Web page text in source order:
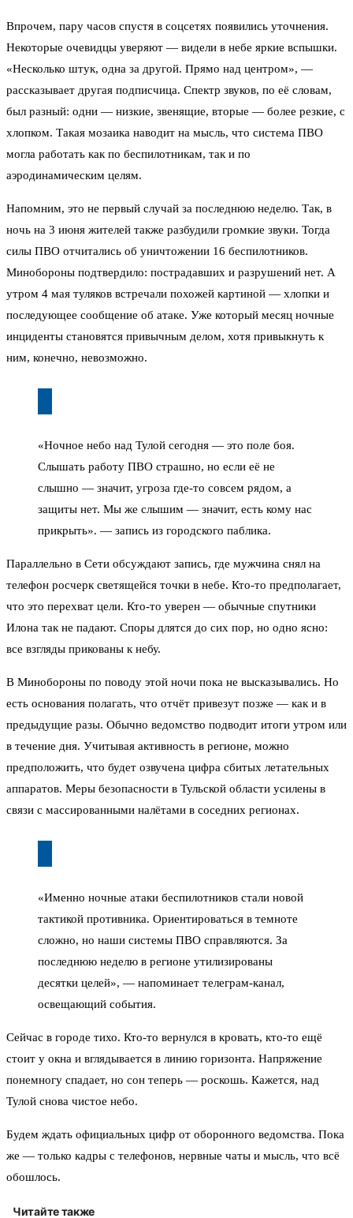
Впрочем, пару часов спустя в соцсетях появились уточнения.
Некоторые очевидцы уверяют — видели в небе яркие вспышки.
«Несколько штук, одна за другой. Прямо над центром», —
рассказывает другая подписчица. Спектр звуков, по её словам,
был разный: одни — низкие, звенящие, вторые — более резкие, с
хлопком. Такая мозаика наводит на мысль, что система ПВО
могла работать как по беспилотникам, так и по
аэродинамическим целям.
Напомним, это не первый случай за последнюю неделю. Так, в
ночь на 3 июня жителей также разбудили громкие звуки. Тогда
силы ПВО отчитались об уничтожении 16 беспилотников.
Минобороны подтвердило: пострадавших и разрушений нет. А
утром 4 мая туляков встречали похожей картиной — хлопки и
последующее сообщение об атаке. Уже который месяц ночные
инциденты становятся привычным делом, хотя привыкнуть к
ним, конечно, невозможно.
«Ночное небо над Тулой сегодня — это поле боя.
Слышать работу ПВО страшно, но если её не
слышно — значит, угроза где-то совсем рядом, а
защиты нет. Мы же слышим — значит, есть кому нас
прикрыть». — запись из городского паблика.
Параллельно в Сети обсуждают запись, где мужчина снял на
телефон росчерк светящейся точки в небе. Кто-то предполагает,
что это перехват цели. Кто-то уверен — обычные спутники
Илона так не падают. Споры длятся до сих пор, но одно ясно:
все взгляды прикованы к небу.
В Минобороны по поводу этой ночи пока не высказывались. Но
есть основания полагать, что отчёт привезут позже — как и в
предыдущие разы. Обычно ведомство подводит итоги утром или
в течение дня. Учитывая активность в регионе, можно
предположить, что будет озвучена цифра сбитых летательных
аппаратов. Меры безопасности в Тульской области усилены в
связи с массированными налётами в соседних регионах.
«Именно ночные атаки беспилотников стали новой
тактикой противника. Ориентироваться в темноте
сложно, но наши системы ПВО справляются. За
последнюю неделю в регионе утилизированы
десятки целей», — напоминает телеграм-канал,
освещающий события.
Сейчас в городе тихо. Кто-то вернулся в кровать, кто-то ещё
стоит у окна и вглядывается в линию горизонта. Напряжение
понемногу спадает, но сон теперь — роскошь. Кажется, над
Тулой снова чистое небо.
Будем ждать официальных цифр от оборонного ведомства. Пока
же — только кадры с телефонов, нервные чаты и мысль, что всё
обошлось.
Читайте также